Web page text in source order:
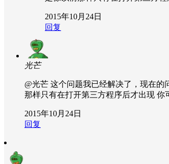
2015年10月24日
回复
光芒
@光芒 这个问题我已经解决了，现在的
那样只有在打开第三方程序后才出现 你
2015年10月24日
回复